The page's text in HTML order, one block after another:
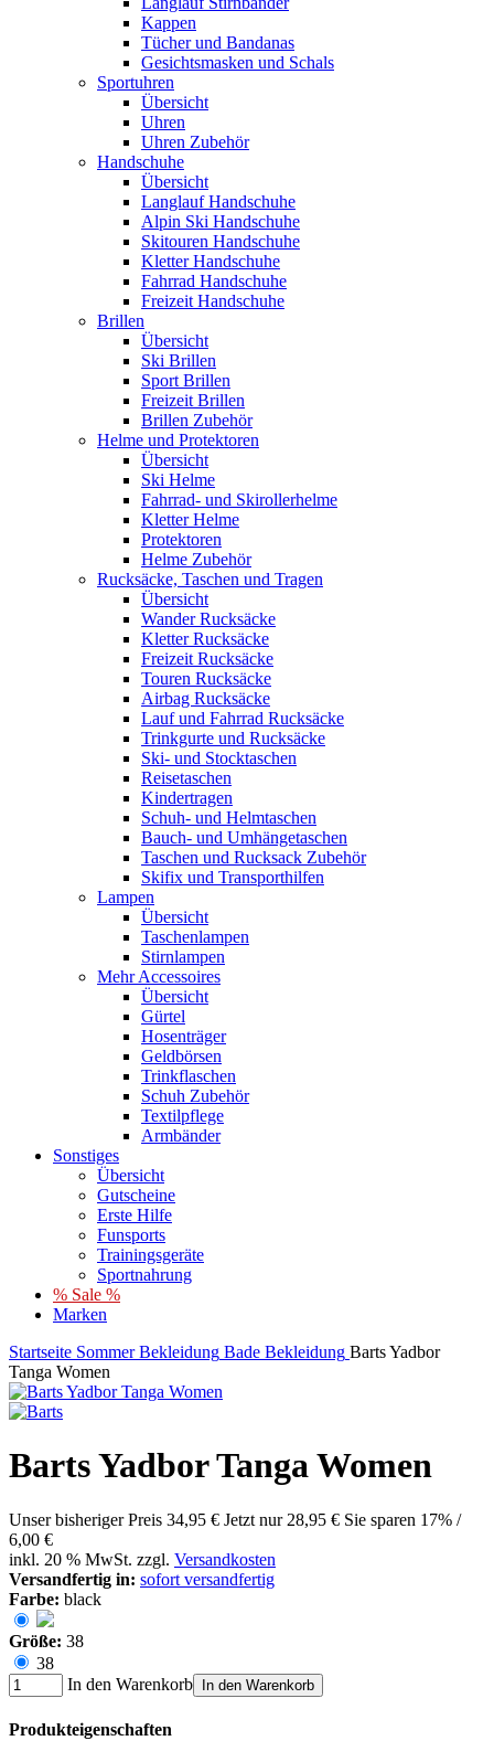
Kappen
Tücher und Bandanas
Gesichtsmasken und Schals
Sportuhren
Übersicht
Uhren
Uhren Zubehör
Handschuhe
Übersicht
Langlauf Handschuhe
Alpin Ski Handschuhe
Skitouren Handschuhe
Kletter Handschuhe
Fahrrad Handschuhe
Freizeit Handschuhe
Brillen
Übersicht
Ski Brillen
Sport Brillen
Freizeit Brillen
Brillen Zubehör
Helme und Protektoren
Übersicht
Ski Helme
Fahrrad- und Skirollerhelme
Kletter Helme
Protektoren
Helme Zubehör
Rucksäcke, Taschen und Tragen
Übersicht
Wander Rucksäcke
Kletter Rucksäcke
Freizeit Rucksäcke
Touren Rucksäcke
Airbag Rucksäcke
Lauf und Fahrrad Rucksäcke
Trinkgurte und Rucksäcke
Ski- und Stocktaschen
Reisetaschen
Kindertragen
Schuh- und Helmtaschen
Bauch- und Umhängetaschen
Taschen und Rucksack Zubehör
Skifix und Transporthilfen
Lampen
Übersicht
Taschenlampen
Stirnlampen
Mehr Accessoires
Übersicht
Gürtel
Hosenträger
Geldbörsen
Trinkflaschen
Schuh Zubehör
Textilpflege
Armbänder
Sonstiges
Übersicht
Gutscheine
Erste Hilfe
Funsports
Trainingsgeräte
Sportnahrung
% Sale %
Marken
Startseite Sommer Bekleidung Bade Bekleidung Barts Yadbor
Tanga Women
Barts Yadbor Tanga Women
Unser bisheriger Preis 34,95 € Jetzt nur 28,95 € Sie sparen 17% /
6,00 €
inkl. 20 % MwSt. zzgl. Versandkosten
Versandfertig in: sofort versandfertig
Farbe: black
Größe: 38
38
In den Warenkorb
In den Warenkorb
Produkteigenschaften